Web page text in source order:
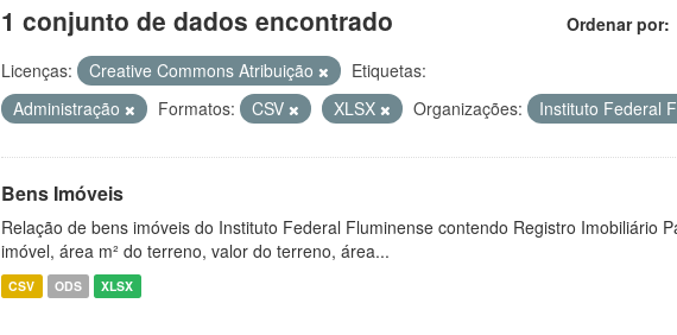
Ordenar por
1 conjunto de dados encontrado
Licenças: Creative Commons Atribuição
Etiquetas:
Administração
Formatos: CSV XLSX Organizações: Instituto Federal
Bens Imóveis
Relação de bens imóveis do Instituto Federal Fluminense contendo Registro Imobiliário
imóvel, área m² do terreno, valor do terreno, área...
CSV ODS XLSX